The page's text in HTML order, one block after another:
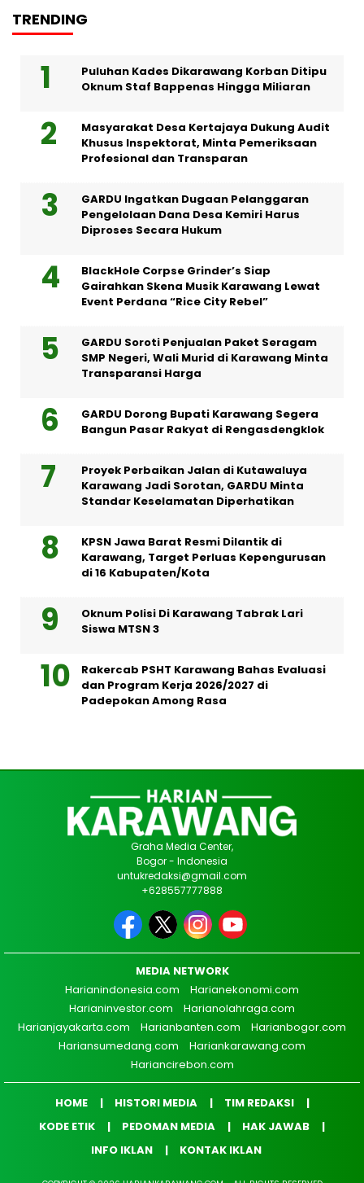
TRENDING
Puluhan Kades Dikarawang Korban Ditipu
Oknum Staf Bappenas Hingga Miliaran
Masyarakat Desa Kertajaya Dukung Audit
Khusus Inspektorat, Minta Pemeriksaan
Profesional dan Transparan
GARDU Ingatkan Dugaan Pelanggaran
Pengelolaan Dana Desa Kemiri Harus
Diproses Secara Hukum
BlackHole Corpse Grinder’s Siap
Gairahkan Skena Musik Karawang Lewat
Event Perdana “Rice City Rebel”
GARDU Soroti Penjualan Paket Seragam
SMP Negeri, Wali Murid di Karawang Minta
Transparansi Harga
GARDU Dorong Bupati Karawang Segera
Bangun Pasar Rakyat di Rengasdengklok
Proyek Perbaikan Jalan di Kutawaluya
Karawang Jadi Sorotan, GARDU Minta
Standar Keselamatan Diperhatikan
KPSN Jawa Barat Resmi Dilantik di
Karawang, Target Perluas Kepengurusan
di 16 Kabupaten/Kota
Oknum Polisi Di Karawang Tabrak Lari
Siswa MTSN 3
Rakercab PSHT Karawang Bahas Evaluasi
dan Program Kerja 2026/2027 di
Padepokan Among Rasa
Graha Media Center,
Bogor - Indonesia
untukredaksi@gmail.com
+628557777888
MEDIA NETWORK
Harianindonesia.com
Harianekonomi.com
Harianinvestor.com
Harianolahraga.com
Harianjayakarta.com
Harianbanten.com
Harianbogor.com
Hariansumedang.com
Hariankarawang.com
Hariancirebon.com
HOME HISTORI MEDIA
TIM REDAKSI
KODE ETIK
PEDOMAN MEDIA
HAK JAWAB
INFO IKLAN
KONTAK IKLAN